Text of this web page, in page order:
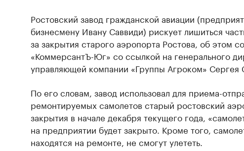
Ростовский завод гражданской авиации
бизнесмену Ивану Саввиди) рискует лишиться
за закрытия старого аэропорта Ростова, об этом
«КоммерсантЪ-Юг» со ссылкой на генерального
управляющей компании «Группы Агроком» Сергея
По его словам, завод использовал для приема-
ремонтируемых самолетов старый ростовский
закрытия в начале декабря текущего года,
на предприятии будет закрыто. Кроме того,
находятся на ремонте, не смогут улететь.